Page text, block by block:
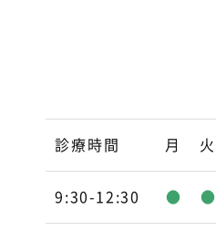
診療時間 月 火
9:30-12:30 ● ●